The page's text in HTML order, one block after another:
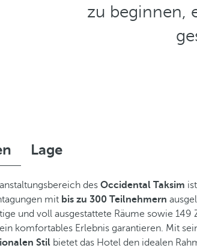
zu beginnen,
Lage
des Occidental Taksim
mit bis zu 300 Teilnehmern
und voll ausgestattete Räume sowie 149
komfortables Erlebnis garantieren. Mit
Stil bietet das Hotel den idealen